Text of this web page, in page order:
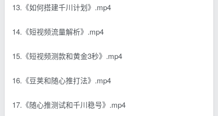
13.《如何搭建千川计划》.mp4
14.《短视频流量解析》.mp4
15.《短视频测款和黄金3秒》.mp4
16.《豆荚和随心推打法》.mp4
17.《随心推测试和千川稳号》.mp4